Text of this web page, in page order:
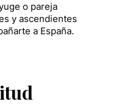
o pareja
y ascendientes
a España.